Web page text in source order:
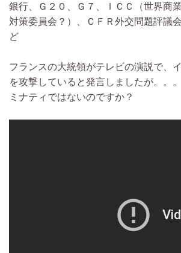
銀行、Ｇ２０、Ｇ７、ＩＣＣ（世界商
対策委員会？）、ＣＦＲ外交問題評議
ど
フランスの大統領がテレビの演説で、
を攻撃していると発言しましたが。。
ミナティではないのですか？